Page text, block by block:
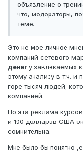
объявление о
что, модераторы,
теме.
Это не мое личное
компаний сетевого
денегу завлекаемых
этому анализу в т.ч.
горе тысяч людей,
компанией.
Но эта реклама
и 100 долларов США
сомнительна.
Мне было бы понятно